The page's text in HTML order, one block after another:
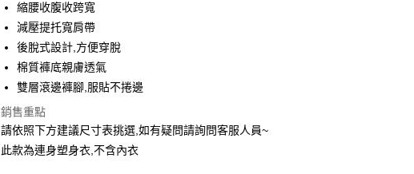
國泰世華商業銀行
臺灣中小企業銀行
匯豐（台灣）商業銀行
聯邦商業銀行
元大商業銀行
台新國際商業銀行
台灣樂天信用卡公司
Apple Pay
ATM付款
運送方式
縮腰收腹收跨寬
減壓提托寬肩帶
後脫式設計,方便穿脫
棉質褲底親膚透氣
雙層滾邊褲腳,服貼不捲邊
銷售重點
請依照下方建議尺寸表挑選,如有疑問請詢問客服人員~
此款為連身塑身衣,不含內衣